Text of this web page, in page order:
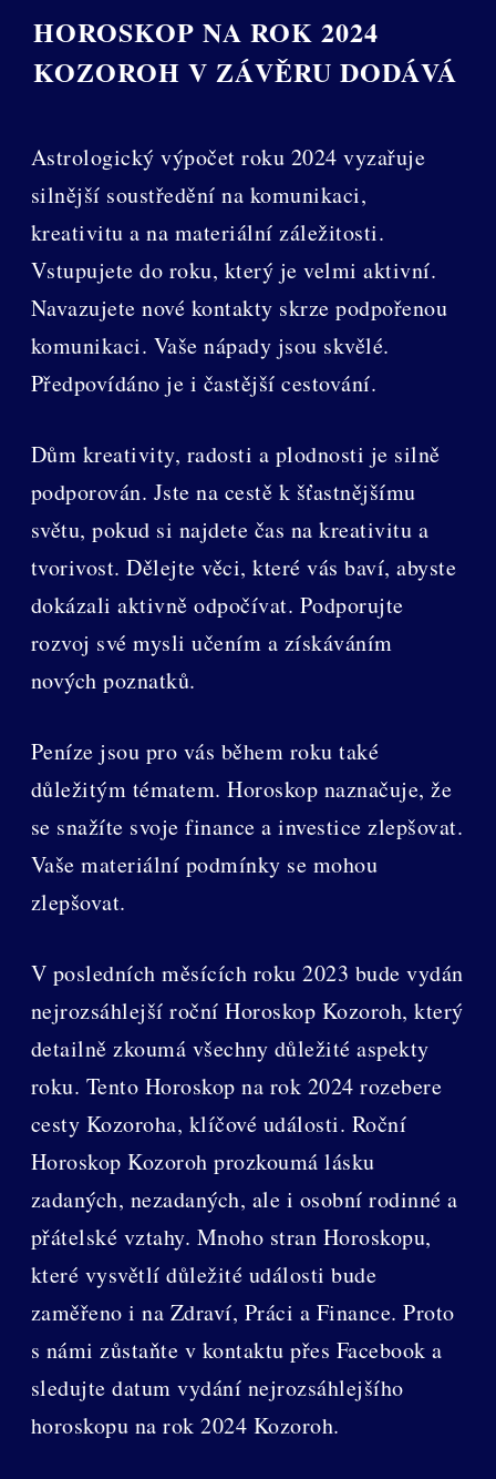
HOROSKOP NA ROK 2024
KOZOROH V ZÁVĚRU DODÁVÁ
Astrologický výpočet roku 2024 vyzařuje
silnější soustředění na komunikaci,
kreativitu a na materiální záležitosti.
Vstupujete do roku, který je velmi aktivní.
Navazujete nové kontakty skrze podpořenou
komunikaci. Vaše nápady jsou skvělé.
Předpovídáno je i častější cestování.
Dům kreativity, radosti a plodnosti je silně
podporován. Jste na cestě k šťastnějšímu
světu, pokud si najdete čas na kreativitu a
tvorivost. Dělejte věci, které vás baví, abyste
dokázali aktivně odpočívat. Podporujte
rozvoj své mysli učením a získáváním
nových poznatků.
Peníze jsou pro vás během roku také
důležitým tématem. Horoskop naznačuje, že
se snažíte svoje finance a investice zlepšovat.
Vaše materiální podmínky se mohou
zlepšovat.
V posledních měsících roku 2023 bude vydán
nejrozsáhlejší roční Horoskop Kozoroh, který
detailně zkoumá všechny důležité aspekty
roku. Tento Horoskop na rok 2024 rozebere
cesty Kozoroha, klíčové události. Roční
Horoskop Kozoroh prozkoumá lásku
zadaných, nezadaných, ale i osobní rodinné a
přátelské vztahy. Mnoho stran Horoskopu,
které vysvětlí důležité události bude
zaměřeno i na Zdraví, Práci a Finance. Proto
s námi zůstaňte v kontaktu přes Facebook a
sledujte datum vydání nejrozsáhlejšího
horoskopu na rok 2024 Kozoroh.